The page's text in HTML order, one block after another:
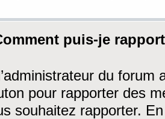
puis-je
du forum
pour rapporter des
souhaitez rapporter.